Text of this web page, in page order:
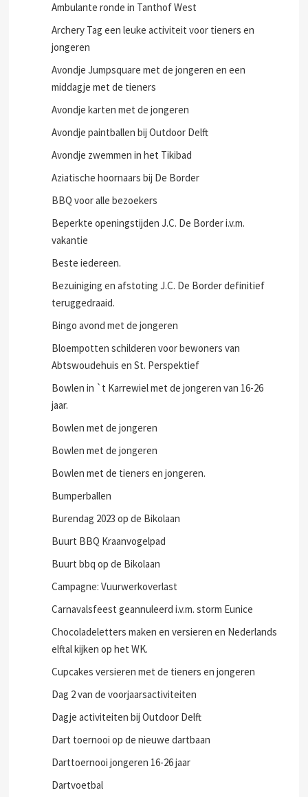
Ambulante ronde in Tanthof West
Archery Tag een leuke activiteit voor tieners en
jongeren
Avondje Jumpsquare met de jongeren en een
middagje met de tieners
Avondje karten met de jongeren
Avondje paintballen bij Outdoor Delft
Avondje zwemmen in het Tikibad
Aziatische hoornaars bij De Border
BBQ voor alle bezoekers
Beperkte openingstijden J.C. De Border i.v.m.
vakantie
Beste iedereen.
Bezuiniging en afstoting J.C. De Border definitief
teruggedraaid.
Bingo avond met de jongeren
Bloempotten schilderen voor bewoners van
Abtswoudehuis en St. Perspektief
Bowlen in `t Karrewiel met de jongeren van 16-26
jaar.
Bowlen met de jongeren
Bowlen met de jongeren
Bowlen met de tieners en jongeren.
Bumperballen
Burendag 2023 op de Bikolaan
Buurt BBQ Kraanvogelpad
Buurt bbq op de Bikolaan
Campagne: Vuurwerkoverlast
Carnavalsfeest geannuleerd i.v.m. storm Eunice
Chocoladeletters maken en versieren en Nederlands
elftal kijken op het WK.
Cupcakes versieren met de tieners en jongeren
Dag 2 van de voorjaarsactiviteiten
Dagje activiteiten bij Outdoor Delft
Dart toernooi op de nieuwe dartbaan
Darttoernooi jongeren 16-26 jaar
Dartvoetbal